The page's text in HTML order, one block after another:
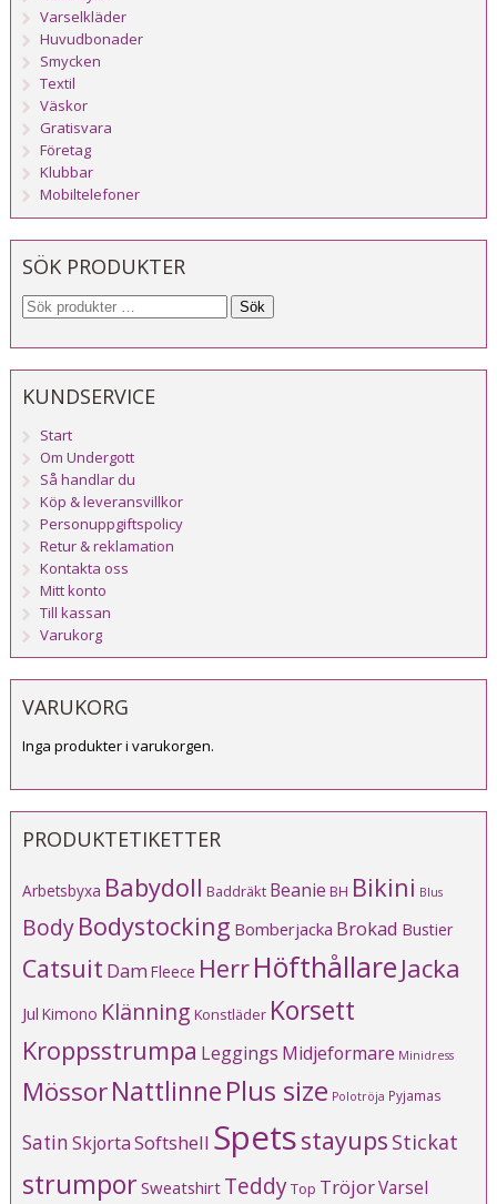
Varselkläder
Huvudbonader
Smycken
Textil
Väskor
Gratisvara
Företag
Klubbar
Mobiltelefoner
SÖK PRODUKTER
Sök
KUNDSERVICE
Start
Om Undergott
Så handlar du
Köp & leveransvillkor
Personuppgiftspolicy
Retur & reklamation
Kontakta oss
Mitt konto
Till kassan
Varukorg
VARUKORG
Inga produkter i varukorgen.
PRODUKTETIKETTER
Arbetsbyxa Babydoll Baddräkt Beanie BH Bikini Blus
BodyBodystocking Bomberjacka Brokad Bustier
Catsuit Dam Fleece HerrHöfthållare Jacka
Jul Kimono Klänning Konstläder Korsett
Kroppsstrumpa Leggings Midjeformare Minidress
MössorNattlinnePlus size Polotröja Pyjamas
SatinSkjortaSoftshell Spetsstayups Stickat
strumporSweatshirt TeddyTop TröjorVarsel